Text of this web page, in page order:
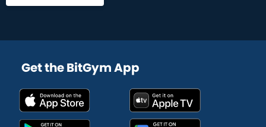
Get the BitGym App